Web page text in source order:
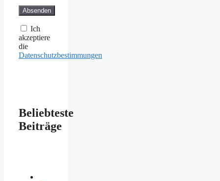
Ich
akzeptiere
die
Datenschutzbestimmungen
Beliebteste
Beiträge